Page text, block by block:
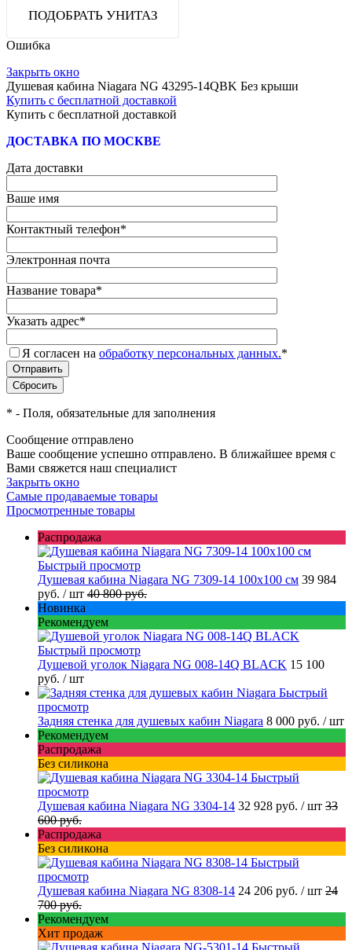
ПОДОБРАТЬ УНИТАЗ
Ошибка
Закрыть окно
Душевая кабина Niagara NG 43295-14QBK Без крыши
Купить с бесплатной доставкой
Купить с бесплатной доставкой
ДОСТАВКА ПО МОСКВЕ
Дата доставки
Ваше имя
Контактный телефон*
Электронная почта
Название товара*
Указать адрес*
Я согласен на обработку персональных данных.*
* - Поля, обязательные для заполнения
Сообщение отправлено
Ваше сообщение успешно отправлено. В ближайшее время с
Вами свяжется наш специалист
Закрыть окно
Самые продаваемые товары
Просмотренные товары
Распродажа
Быстрый просмотр
Душевая кабина Niagara NG 7309-14 100x100 см 39 984
руб. / шт 40 800 руб.
Новинка
Рекомендуем
Быстрый просмотр
Душевой уголок Niagara NG 008-14Q BLACK 15 100
руб. / шт
Быстрый
просмотр
Задняя стенка для душевых кабин Niagara 8 000 руб. / шт
Рекомендуем
Распродажа
Без силикона
Быстрый
просмотр
Душевая кабина Niagara NG 3304-14 32 928 руб. / шт 33
600 руб.
Распродажа
Без силикона
Быстрый
просмотр
Душевая кабина Niagara NG 8308-14 24 206 руб. / шт 24
700 руб.
Рекомендуем
Хит продаж